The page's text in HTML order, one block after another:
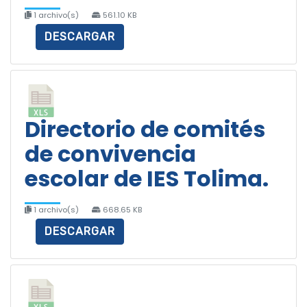
1 archivo(s) 561.10 KB
DESCARGAR
Directorio de comités
de convivencia
escolar de IES Tolima.
1 archivo(s) 668.65 KB
DESCARGAR